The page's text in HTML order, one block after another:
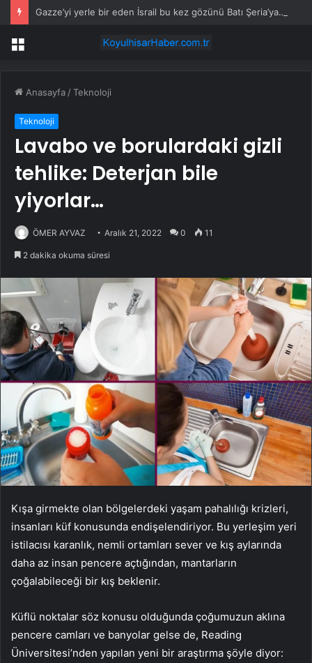
Gazze’yi yerle bir eden İsrail bu kez gözünü Batı Şeria’ya ‘büyük operasyon’ hazırlıyor
Menü
Anasayfa /Teknoloji
Teknoloji
Lavabo ve borulardaki gizli
tehlike: Deterjan bile
yiyorlar…
ÖMER AYVAZ Aralık 21, 2022 0 11
2 dakika okuma süresi
Kışa girmekte olan bölgelerdeki yaşam pahalılığı krizleri,
insanları küf konusunda endişelendiriyor. Bu yerleşim yeri
istilacısı karanlık, nemli ortamları sever ve kış aylarında
daha az insan pencere açtığından, mantarların
çoğalabileceği bir kış beklenir.
Küflü noktalar söz konusu olduğunda çoğumuzun aklına
pencere camları ve banyolar gelse de, Reading
Üniversitesi’nden yapılan yeni bir araştırma şöyle diyor: